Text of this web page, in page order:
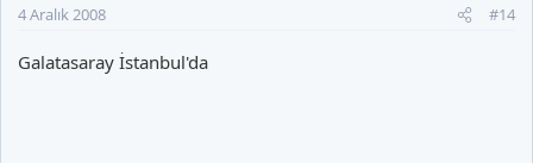
Ayhan Akman, Ferdi Elmas
bugün saat
antrenman programı doğrultusunda çalıştılar.
4 Aralık 2008 #14
Galatasaray İstanbul'da